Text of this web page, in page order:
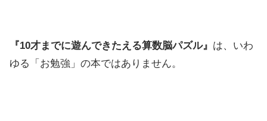
『10才までに遊んできたえる算数脳パズル』 は、いわ
ゆる「お勉強」の本ではありません。